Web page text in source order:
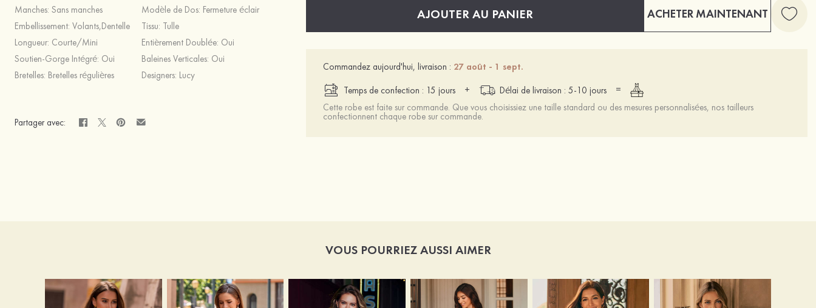
Manches: Sans manches Modèle de Dos: Fermeture éclair
Embellissement: Volants,Dentelle Tissu: Tulle
Longueur: Courte/Mini Entièrement Doublée: Oui
Soutien-Gorge Intégré: Oui Baleines Verticales: Oui
Bretelles: Bretelles régulières Designers: Lucy
Partager avec:
AJOUTER AU PANIER ACHETER MAINTENANT
Commandez aujourd'hui, livraison : 27 août - 1 sept.
Temps de confection : 15 jours
+ Délai de livraison : 5-10 jours
=
Cette robe est faite sur commande. Que vous choisissiez une taille standard ou des mesures personnalisées, nos tailleurs
confectionnent chaque robe sur commande.
VOUS POURRIEZ AUSSI AIMER